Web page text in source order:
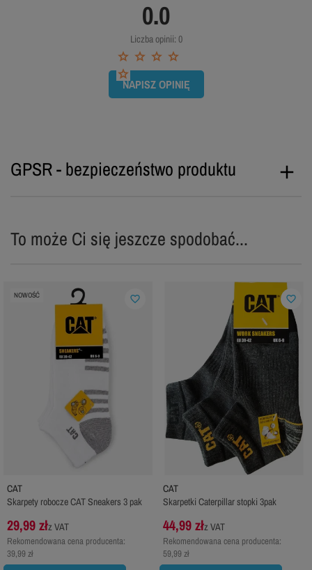
0.0
Liczba opinii: 0
NAPISZ OPINIĘ
GPSR - bezpieczeństwo produktu
To może Ci się jeszcze spodobać...
NOWOŚĆ
CAT
Skarpety robocze CAT Sneakers 3 pak
29,99 złz VAT
Rekomendowana cena producenta:
39,99 zł
favorite_border
CAT
Skarpetki Caterpillar stopki 3pak
44,99 złz VAT
Rekomendowana cena producenta:
59,99 zł
favorite_border